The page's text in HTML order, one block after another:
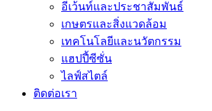
อีเว้นท์และประชาสัมพันธ์
เกษตรและสิ่งแวดล้อม
เทคโนโลยีและนวัตกรรม
แฮปปี้ซีซั่น
ไลฟ์สไตล์
ติดต่อเรา